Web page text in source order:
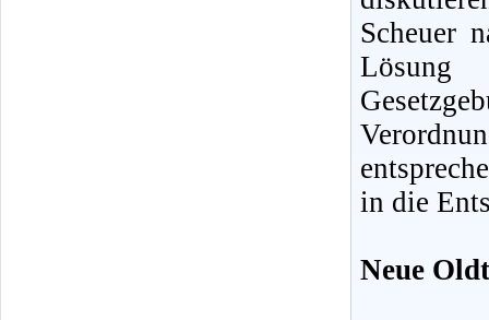
Scheuer
in die
Neue